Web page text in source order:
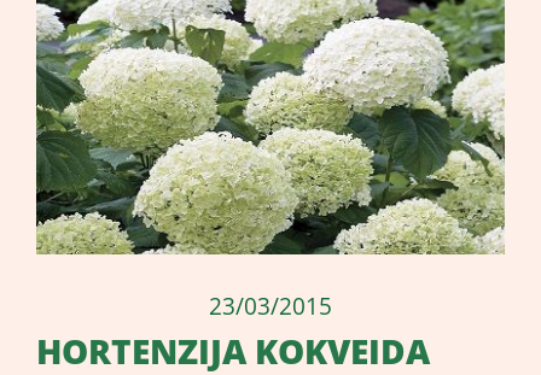
23/03/2015
​HORTENZIJA KOKVEIDA